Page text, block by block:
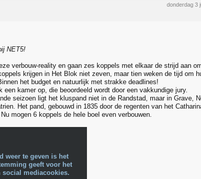
donderdag 3
NET5!
verbouw-reality en gaan zes koppels met elkaar de strijd aan
krijgen in Het Blok niet zeven, maar tien weken de tijd om
het budget en natuurlijk met strakke deadlines!
een kamer op, die beoordeeld wordt door een vakkundige jury.
seizoen ligt het kluspand niet in de Randstad, maar in Grave,
Het pand, gebouwd in 1835 door de regenten van het
mogen 6 koppels de hele boel even verbouwen.
weer te geven is het
geeft voor het
mediacookies.